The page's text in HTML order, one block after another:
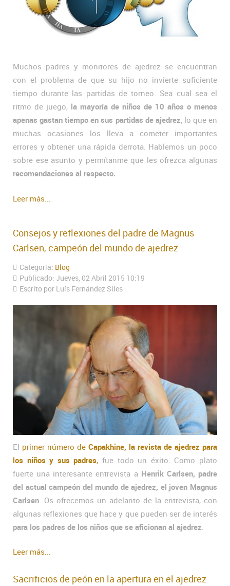
Muchos padres y monitores de ajedrez se encuentran
con el problema de que su hijo no invierte suficiente
tiempo durante las partidas de torneo. Sea cual sea el
ritmo de juego, la mayoría de niños de 10 años o menos
apenas gastan tiempo en sus partidas de ajedrez, lo que en
muchas ocasiones los lleva a cometer importantes
errores y obtener una rápida derrota. Hablemos un poco
sobre ese asunto y permítanme que les ofrezca algunas
recomendaciones al respecto.
Leer más...
Consejos y reflexiones del padre de Magnus
Carlsen, campeón del mundo de ajedrez
Categoría: Blog
Publicado: Jueves, 02 Abril 2015 10:19
Escrito por Luís Fernández Siles
El primer número de Capakhine, la revista de ajedrez para
los niños y sus padres,fue todo un éxito. Como plato
fuerte una interesante entrevista a Henrik Carlsen, padre
del actual campeón del mundo de ajedrez, el joven Magnus
Carlsen . Os ofrecemos un adelanto de la entrevista, con
algunas reflexiones que hace y que pueden ser de interés
para los padres de los niños que se aficionan al ajedrez
Leer más...
Sacrificios de peón en la apertura en el ajedrez